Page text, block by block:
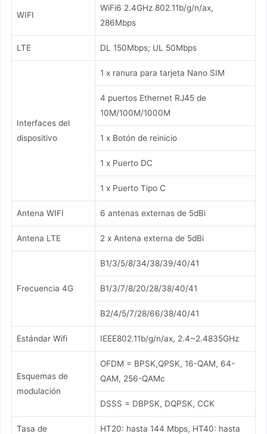
WIFI
WiFi6 2.4GHz 802.11b/g/n/ax,
286Mbps
LTE DL 150Mbps; UL 50Mbps
Interfaces del
dispositivo
1 x ranura para tarjeta Nano SIM
4 puertos Ethernet RJ45 de
10M/100M/1000M
1 x Botón de reinicio
1 x Puerto DC
1 x Puerto Tipo C
Antena WIFI 6 antenas externas de 5dBi
Antena LTE 2 x Antena externa de 5dBi
Frecuencia 4G
B1/3/5/8/34/38/39/40/41
B1/3/7/8/20/28/38/40/41
B2/4/5/7/28/66/38/40/41
Estándar Wifi IEEE802.11b/g/n/ax, 2.4~2.4835GHz
Esquemas de
modulación
OFDM = BPSK,QPSK, 16-QAM, 64-
QAM, 256-QAMc
DSSS = DBPSK, DQPSK, CCK
Tasa de
HT20: hasta 144 Mbps, HT40: hasta